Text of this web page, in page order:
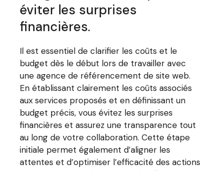
éviter les surprises
financières.
Il est essentiel de clarifier les coûts et le
budget dès le début lors de travailler avec
une agence de référencement de site web.
En établissant clairement les coûts associés
aux services proposés et en définissant un
budget précis, vous évitez les surprises
financières et assurez une transparence tout
au long de votre collaboration. Cette étape
initiale permet également d’aligner les
attentes et d’optimiser l’efficacité des actions